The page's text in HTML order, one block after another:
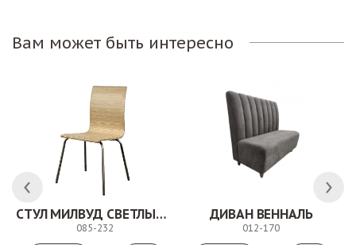
Вам может быть интересно
СТУЛ МИЛВУД СВЕТЛЫЙ ШЕЛК
085-232
ДИВАН ВЕННАЛЬ
012-170